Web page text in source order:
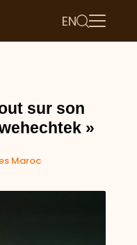
EN
sur son
»
Maroc